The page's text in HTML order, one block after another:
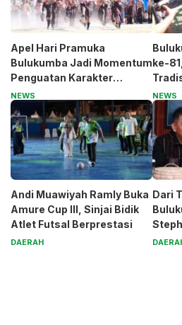
Apel Hari Pramuka
Bulukumba Jadi Momentum
Penguatan Karakter
Generasi Muda
NEWS
ke-
NEWS
Andi Muawiyah Ramly Buka
Amure Cup III, Sinjai Bidik
Atlet Futsal Berprestasi
DAERAH
Dari
Jaga